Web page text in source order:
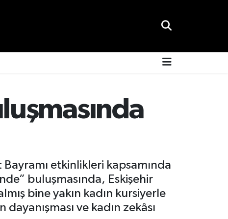
etkinlikleri kapsamında
buluşmasında, Eskişehir
bine yakın kadın kursiyerle
ve kadın zekâsı